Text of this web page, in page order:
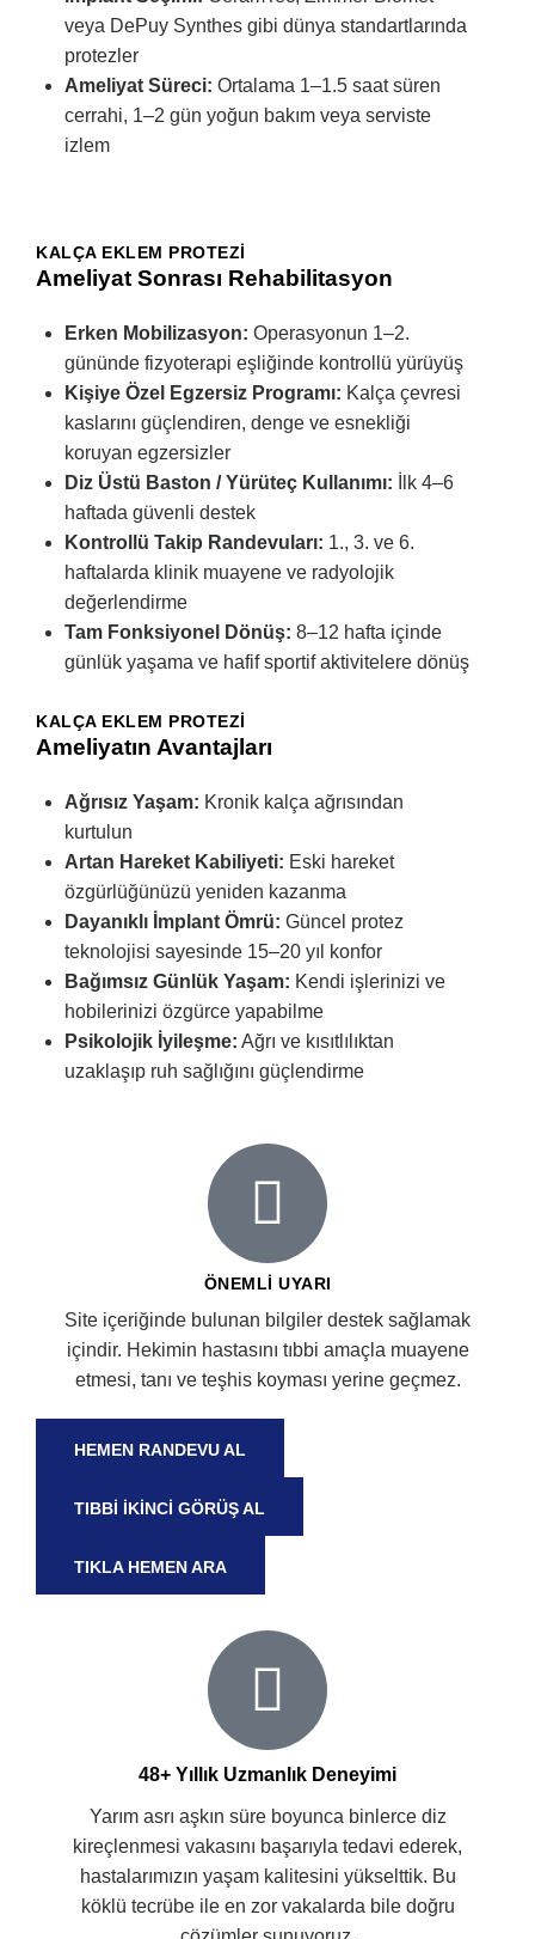
veya DePuy Synthes gibi dünya standartlarında
protezler
Ameliyat Süreci: Ortalama 1–1.5 saat süren
cerrahi, 1–2 gün yoğun bakım veya serviste
izlem
KALÇA EKLEM PROTEZI
Ameliyat Sonrası Rehabilitasyon
Erken Mobilizasyon: Operasyonun 1–2.
gününde fizyoterapi eşliğinde kontrollü yürüyüş
Kişiye Özel Egzersiz Programı: Kalça çevresi
kaslarını güçlendiren, denge ve esnekliği
koruyan egzersizler
Diz Üstü Baston / Yürüteç Kullanımı: İlk 4–6
haftada güvenli destek
Kontrollü Takip Randevuları: 1., 3. ve 6.
haftalarda klinik muayene ve radyolojik
değerlendirme
Tam Fonksiyonel Dönüş: 8–12 hafta içinde
günlük yaşama ve hafif sportif aktivitelere dönüş
KALÇA EKLEM PROTEZI
Ameliyatın Avantajları
Ağrısız Yaşam: Kronik kalça ağrısından
kurtulun
Artan Hareket Kabiliyeti: Eski hareket
özgürlüğünüzü yeniden kazanma
Dayanıklı İmplant Ömrü: Güncel protez
teknolojisi sayesinde 15–20 yıl konfor
Bağımsız Günlük Yaşam: Kendi işlerinizi ve
hobilerinizi özgürce yapabilme
Psikolojik İyileşme: Ağrı ve kısıtlılıktan
uzaklaşıp ruh sağlığını güçlendirme
ÖNEMLI UYARI
Site içeriğinde bulunan bilgiler destek sağlamak
içindir. Hekimin hastasını tıbbi amaçla muayene
etmesi, tanı ve teşhis koyması yerine geçmez.
HEMEN RANDEVU AL
TIBBİ İKİNCİ GÖRÜŞ AL
TIKLA HEMEN ARA
48+ Yıllık Uzmanlık Deneyimi
Yarım asrı aşkın süre boyunca binlerce diz
kireçlenmesi vakasını başarıyla tedavi ederek,
hastalarımızın yaşam kalitesini yükselttik. Bu
köklü tecrübe ile en zor vakalarda bile doğru